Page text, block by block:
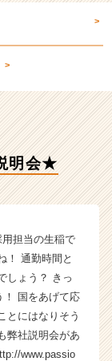
>
>
明会★
担当の生稲で
！ 通勤時間と
しょう？ きっ
！ 国をあげて応
とにはなりそう
弊社説明会があ
www.passio